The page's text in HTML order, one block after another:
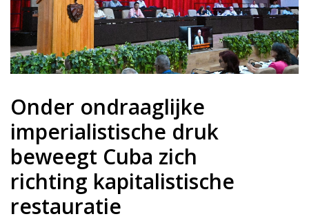
Onder ondraaglijke
imperialistische druk
beweegt Cuba zich
richting kapitalistische
restauratie